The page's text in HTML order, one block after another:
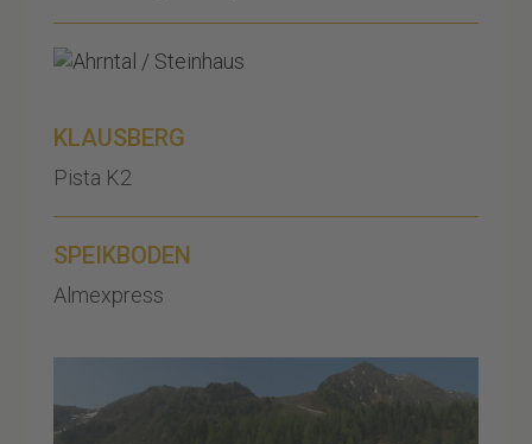
KLAUSBERG
Pista K2
SPEIKBODEN
Almexpress